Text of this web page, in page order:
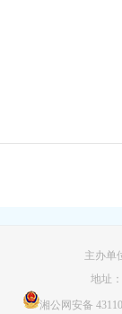
主办单
地址
湘公网安备